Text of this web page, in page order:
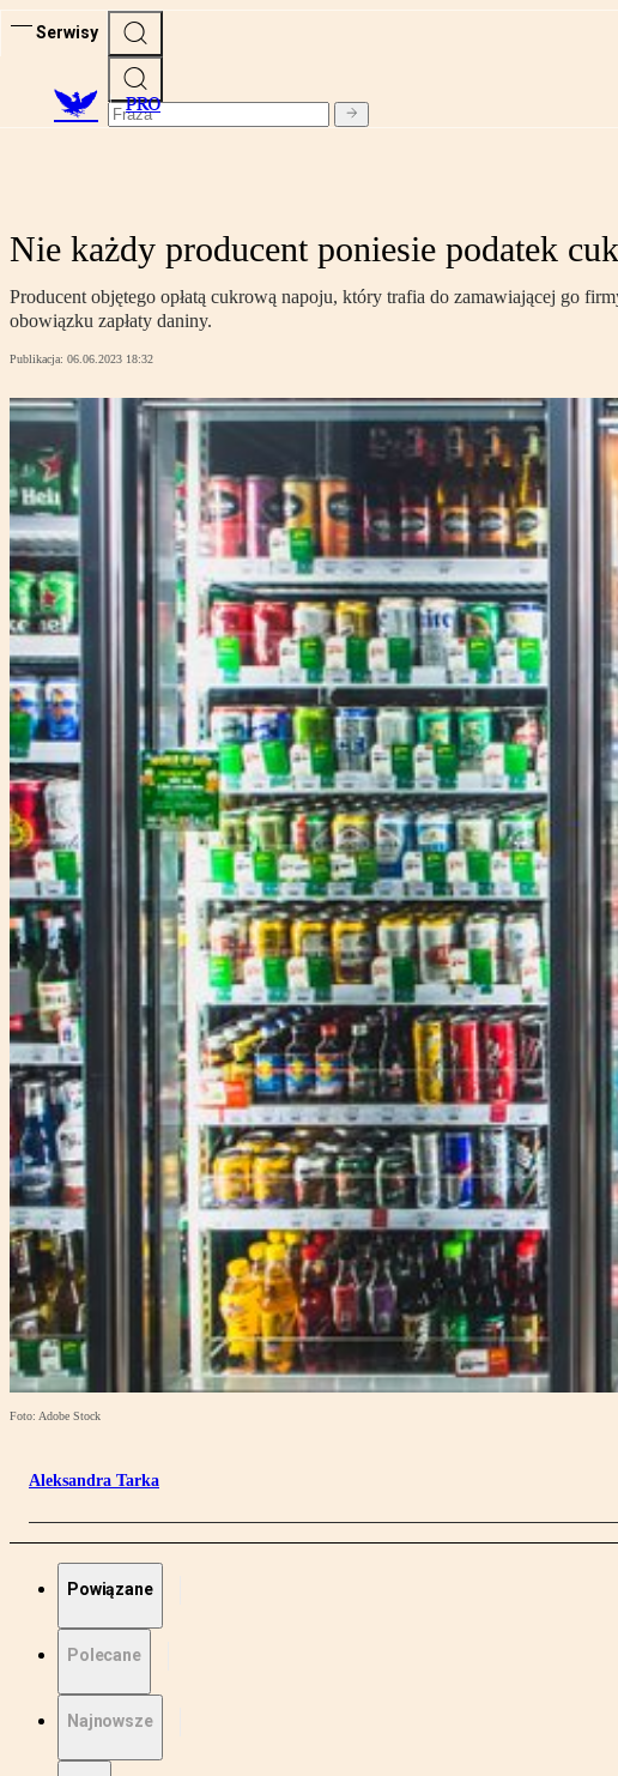
Serwisy
PRO
Nie każdy producent poniesie podatek
Producent objętego opłatą cukrową napoju, który trafia do zamawiającej go
obowiązku zapłaty daniny.
Publikacja: 06.06.2023 18:32
Foto: Adobe Stock
Aleksandra Tarka
Powiązane
Polecane
Najnowsze